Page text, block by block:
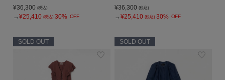
¥36,300 (税込)
→¥25,410 (税込) 30% OFF
¥36,300 (税込)
→¥25,410 (税込) 30% OFF
SOLD OUT SOLD OUT